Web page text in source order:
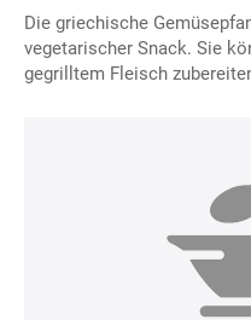
Die griechische
vegetarischer Snack. Sie
gegrilltem Fleisch